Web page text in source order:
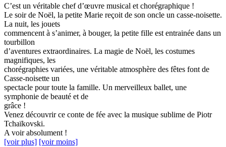
C’est un véritable chef d’œuvre musical et chorégraphique !
Le soir de Noël, la petite Marie reçoit de son oncle un casse-noisette.
La nuit, les jouets
commencent à s’animer, à bouger, la petite fille est entrainée dans un
tourbillon
d’aventures extraordinaires. La magie de Noël, les costumes
magnifiques, les
chorégraphies variées, une véritable atmosphère des fêtes font de
Casse-noisette un
spectacle pour toute la famille. Un merveilleux ballet, une
symphonie de beauté et de
grâce !
Venez découvrir ce conte de fée avec la musique sublime de Piotr
Tchaïkovski.
A voir absolument !
[voir plus] [voir moins]